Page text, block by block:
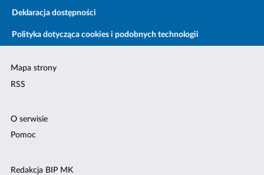
Deklaracja dostępności
Polityka dotycząca cookies i podobnych technologii
Mapa strony
RSS
O serwisie
Pomoc
Redakcja BIP MK